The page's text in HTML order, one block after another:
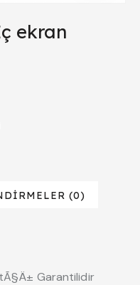
ekran
(0)
Garantilidir